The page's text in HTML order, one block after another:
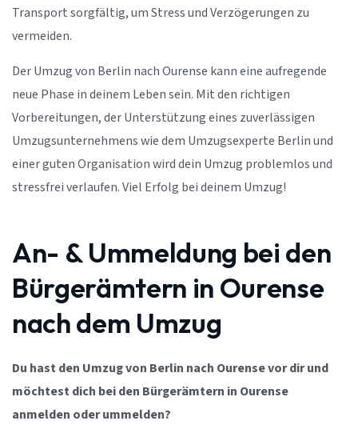
Transport sorgfältig, um Stress und Verzögerungen zu
vermeiden.
Der Umzug von Berlin nach Ourense kann eine aufregende
neue Phase in deinem Leben sein. Mit den richtigen
Vorbereitungen, der Unterstützung eines zuverlässigen
Umzugsunternehmens wie dem Umzugsexperte Berlin und
einer guten Organisation wird dein Umzug problemlos und
stressfrei verlaufen. Viel Erfolg bei deinem Umzug!
An- & Ummeldung bei den
Bürgerämtern in Ourense
nach dem Umzug
Du hast den Umzug von Berlin nach Ourense vor dir und
möchtest dich bei den Bürgerämtern in Ourense
anmelden oder ummelden?